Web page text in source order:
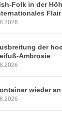
Folk in der
Flair
der
Ambrosie
wieder